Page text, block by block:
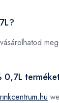
0,7L